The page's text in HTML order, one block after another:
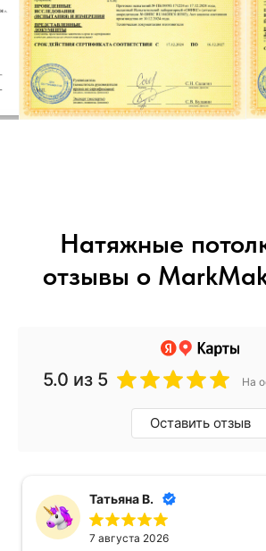
Натяжные
отзывы о
5.0 из 5 На
Оставить отзыв
Татьяна В.
7 августа 2026